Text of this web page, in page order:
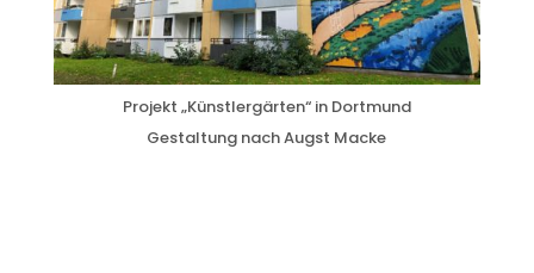
Projekt „Künstlergärten“ in Dortmund
Gestaltung nach Augst Macke